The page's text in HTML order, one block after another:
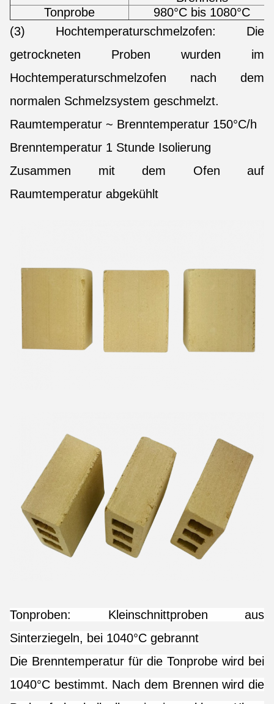
Tonprobe
980°C bis 1080°C
(3) Hochtemperaturschmelzofen: Die
getrockneten Proben wurden im
Hochtemperaturschmelzofen nach dem
normalen Schmelzsystem geschmelzt.
Raumtemperatur ~ Brenntemperatur 150°C/h
Brenntemperatur 1 Stunde Isolierung
Zusammen mit dem Ofen auf
Raumtemperatur abgekühlt
Tonproben: Kleinschnittproben aus
Sinterziegeln, bei 1040°C gebrannt
Die Brenntemperatur für die Tonprobe wird bei
1040°C bestimmt. Nach dem Brennen wird die